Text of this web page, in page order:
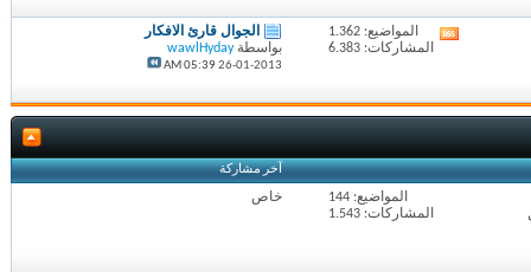
المنتدى
مشاهدة
تغذيات
المواضيع: 1.362
المشاركات: 6.383
الجوال قارئ الافكار
بواسطةwawlHyday
26-01-2013
05:39 AM
آخر مشاركة
المواضيع: 144
المشاركات: 1.543
خاص